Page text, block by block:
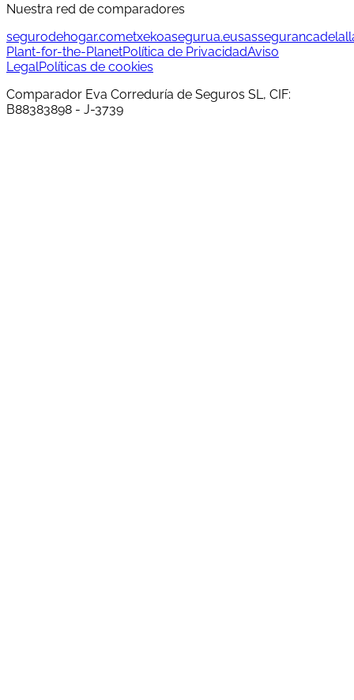
Nuestra red de comparadores
segurodehogar.cometxekoasegurua.eus
Plant-for-the-PlanetPolítica de PrivacidadAviso
LegalPolíticas de cookies
Comparador Eva Correduría de Seguros SL, CIF:
B88383898 - J-3739